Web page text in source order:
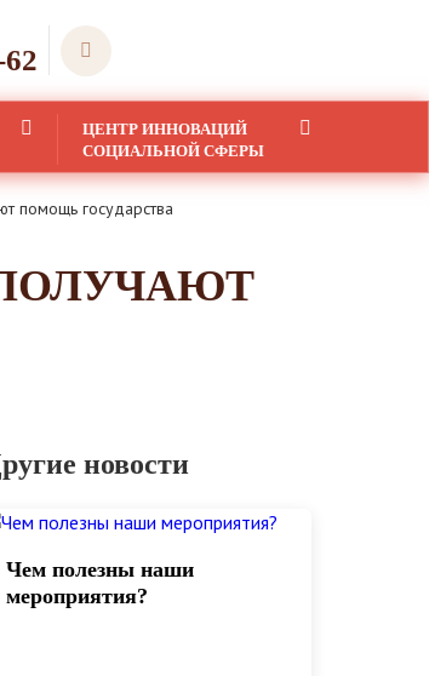
ЦЕНТР ИННОВАЦИЙ
СОЦИАЛЬНОЙ СФЕРЫ
помощь государства
новости
Чем полезны наши
мероприятия?